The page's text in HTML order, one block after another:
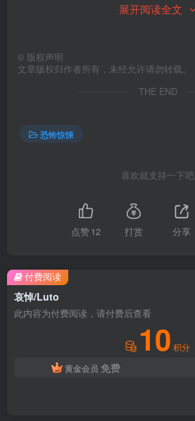
展开阅读全文
© 版权声明
文章版权归作者所有，未经允许请勿转载。
THE END
恐怖惊悚
喜欢就支持一下吧
点赞12 打赏 分享
哀悼/Luto
此内容为付费阅读，请付费后查看
10 积分
黄金会员 免费
付费阅读